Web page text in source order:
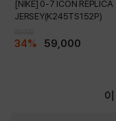
[NIKE] 0-7 ICON REPLICA
JERSEY(K245TS152P)
34% 59,000